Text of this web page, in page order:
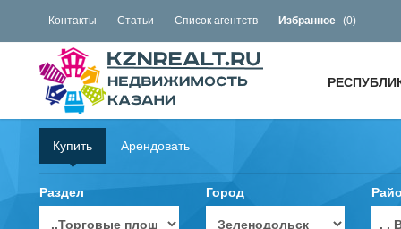
Контакты Статьи Список агентств Избранное (0)
Купить Арендовать
Раздел Город
. .